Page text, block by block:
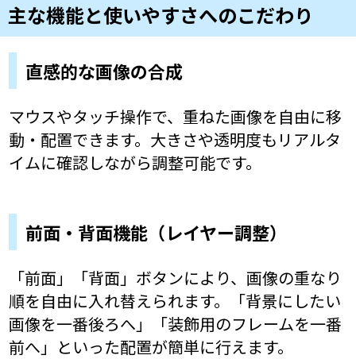
主な機能と使いやすさへのこだわり
直感的な画像の合成
マウスやタッチ操作で、重ねた画像を自由に移
動・配置できます。大きさや透明度もリアルタ
イムに確認しながら調整可能です。
前面・背面機能（レイヤー調整）
「前面」「背面」ボタンにより、画像の重なり
順を自由に入れ替えられます。「背景にしたい
画像を一番後ろへ」「装飾用のフレームを一番
前へ」といった配置が簡単に行えます。